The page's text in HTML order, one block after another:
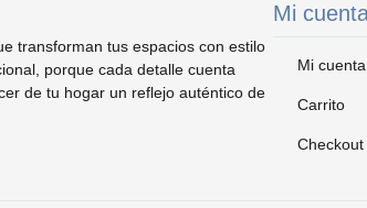
transforman tus espacios con estilo
porque cada detalle cuenta
de tu hogar un reflejo auténtico de
Mi
Mi cuenta
Carrito
Checkout